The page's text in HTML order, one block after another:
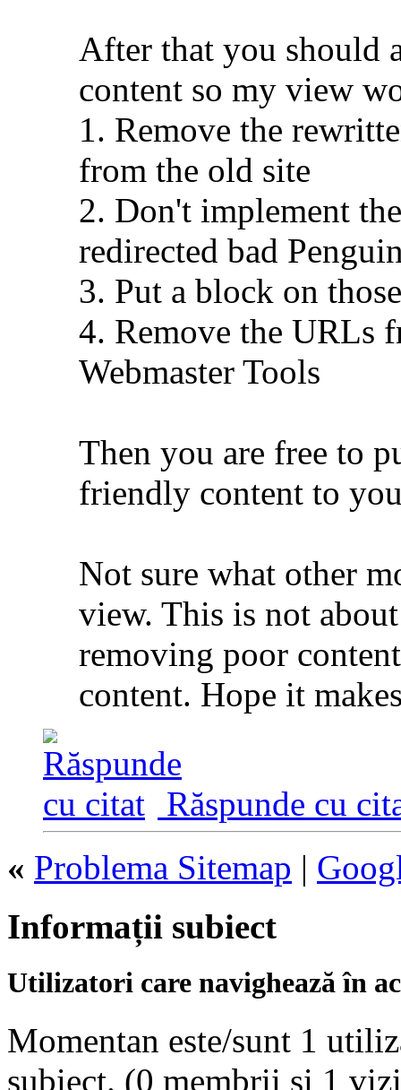
After that you should
content so my view
1. Remove the
from the old site
2. Don't implement
redirected bad
3. Put a block on
4. Remove the URLs
Webmaster Tools
Then you are free to
friendly content to
Not sure what other
view. This is not
removing poor
content. Hope it
Răspunde cu
« Problema Sitemap |
Informații subiect
Utilizatori care navighează în
Momentan este/sunt 1
subiect. (0 membrii și 1